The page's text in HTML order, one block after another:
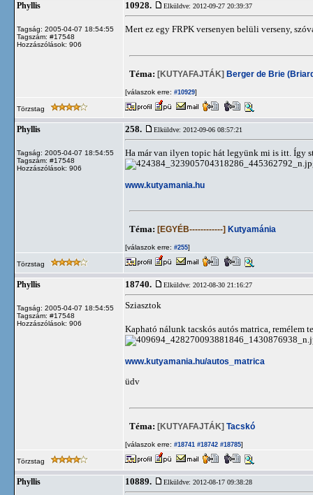
Phyllis
Tagság: 2005-04-07 18:54:55
Tagszám: #17548
Hozzászólások: 906
10928. Elküldve: 2012-09-27 20:39:37
Mert ez egy FRPK versenyen belüli verseny,
Téma: [KUTYAFAJTÁK] Berger de Brie
[válaszok erre: #10929]
Törzstag
Phyllis
Tagság: 2005-04-07 18:54:55
Tagszám: #17548
Hozzászólások: 906
258. Elküldve: 2012-09-06 08:57:21
Ha már van ilyen topic hát legyünk mi is itt. Így
www.kutyamania.hu
Téma: [EGYÉB------------] Kutyamánia
[válaszok erre: #255]
Törzstag
Phyllis
Tagság: 2005-04-07 18:54:55
Tagszám: #17548
Hozzászólások: 906
18740. Elküldve: 2012-08-30 21:16:27
Sziasztok
Kapható nálunk tacskós autós matrica, remélem
www.kutyamania.hu/autos_matrica
üdv
Téma: [KUTYAFAJTÁK] Tacskó
[válaszok erre: #18741 #18742 #18785]
Törzstag
Phyllis 10889. Elküldve: 2012-08-17 09:38:28